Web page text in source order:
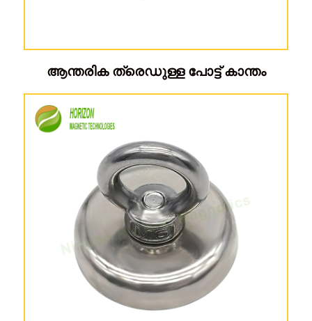
ആന്തരിക ത്രെഡുള്ള പോട്ട് കാന്തം